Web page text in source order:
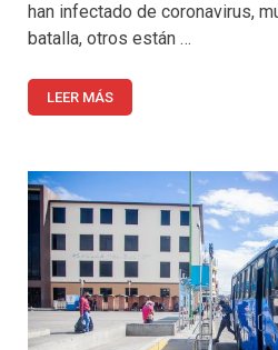
han infectado de coronavirus,
batalla, otros están …
LEER MÁS